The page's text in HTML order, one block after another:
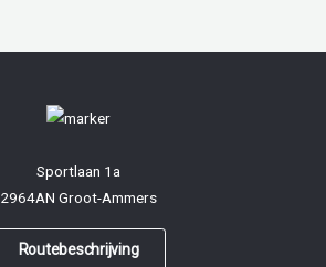
Sportlaan 1a
2964AN Groot-Ammers
Routebeschrijving